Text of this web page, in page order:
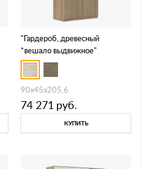
"Гардероб, древесный
*вешало выдвижное"
AST33950302
90x45x205,6
74 271 руб.
КУПИТЬ